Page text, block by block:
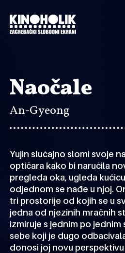
glavni
sadržaj
Naočale
An-Gyeong
Yujin slučajno slomi svoje
optičara kako bi naručila
pregleda oka, ugleda
odjednom se nađe u njoj.
tri prostorije od kojih se u
jedna od njezinih mračnih
izmiruje s jednim po
sebe koji je dugo
donosi joj novu perspektivu